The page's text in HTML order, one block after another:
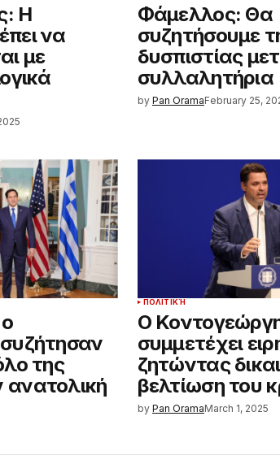
Η
να
με
Φάμελλος: Θα
συζητήσουμε
δυσπιστίας
συλλαλητήρια
by Pan OramaFebruary 25,
της
ΠΟΛΙΤΙΚΉ
Ο
συμμετέχει
ζητώντας
βελτίωση του
by Pan OramaMarch 1, 2025